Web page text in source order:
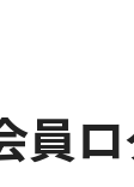
員